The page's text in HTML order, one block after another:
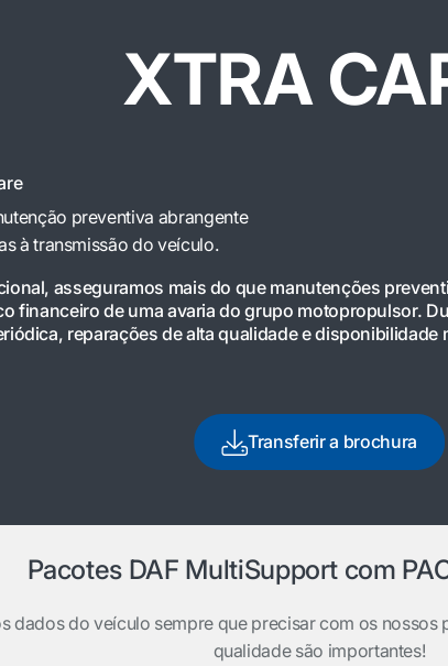
XTRA
preventiva abrangente
à transmissão do veículo.
asseguramos mais do que manutenções
financeiro de uma avaria do grupo motopropulsor.
reparações de alta qualidade e disponibilidade
Transferir a brochura
Pacotes DAF MultiSupport com
dados do veículo sempre que precisar com os
qualidade são importantes!